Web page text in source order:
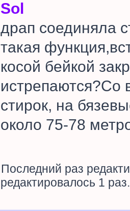
Sol
драп соединяла
такая
косой бейкой
истрепаются?Со
стирок, на
около 75-78
Последний раз
редактировалось 1 раз.